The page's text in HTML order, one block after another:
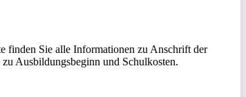
finden Sie alle Informationen zu Anschrift der
Ausbildungsbeginn und Schulkosten.